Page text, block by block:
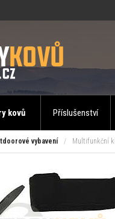
kovů Příslušenství
vybavení / Multifunkční